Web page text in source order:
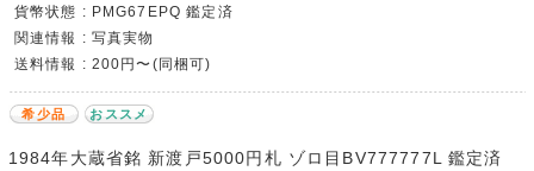
貨幣状態 : PMG67EPQ 鑑定済
関連情報 : 写真実物
送料情報 : 200円〜(同梱可)
希少品 おススメ
1984年大蔵省銘 新渡戸5000円札 ゾロ目BV777777L 鑑定済